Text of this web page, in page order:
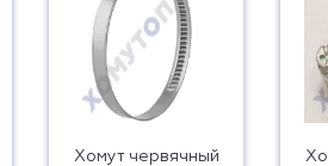
Хомут червячный